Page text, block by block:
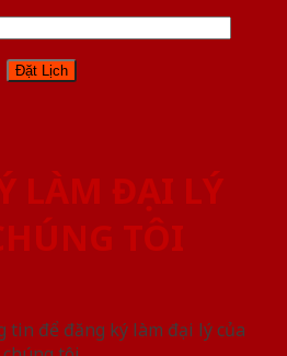
LÀM ĐẠI LÝ
TÔI
tin để đăng ký làm đại lý của